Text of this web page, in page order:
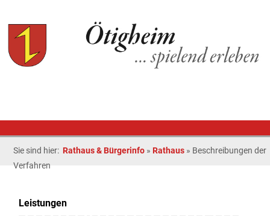
Sie sind hier: Rathaus & Bürgerinfo » Rathaus » Beschreibungen der
Verfahren
Leistungen